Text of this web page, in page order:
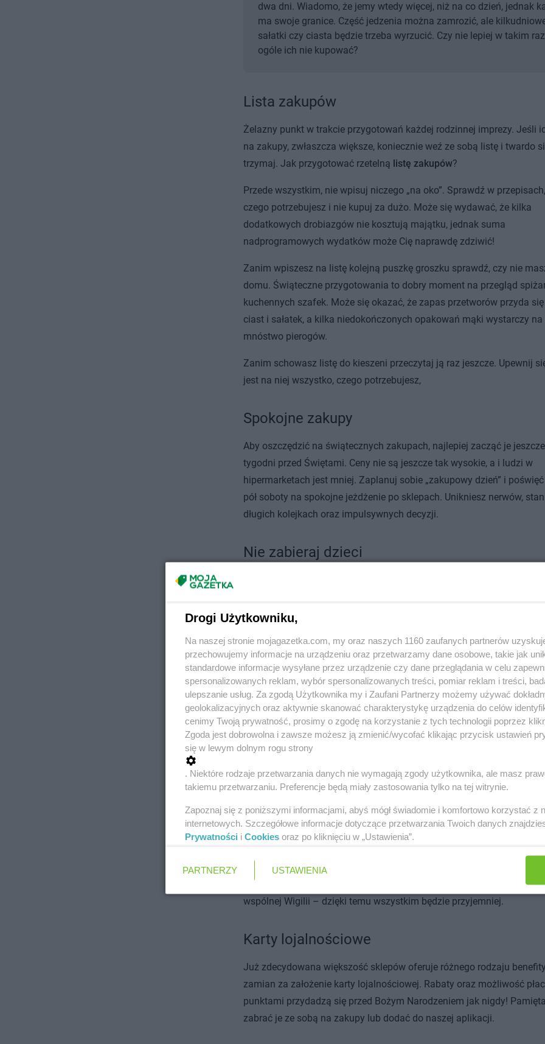
dwa dni. Wiadomo, że jemy wtedy więcej, niż na co dzień, jednak
ma swoje granice. Część jedzenia można zamrozić, ale
sałatki czy ciasta będzie trzeba wyrzucić. Czy nie lepiej w takim
ogóle ich nie kupować?
Lista zakupów
Żelazny punkt w trakcie przygotowań każdej rodzinnej imprezy. Jeśli
na zakupy, zwłaszcza większe, koniecznie weź ze sobą listę i twardo
trzymaj. Jak przygotować rzetelną listę zakupów?
Przede wszystkim, nie wpisuj niczego „na oko”. Sprawdź w
czego potrzebujesz i nie kupuj za dużo. Może się wydawać, że kilka
dodatkowych drobiazgów nie kosztują majątku, jednak suma
nadprogramowych wydatków może Cię naprawdę zdziwić!
Zanim wpiszesz na listę kolejną puszkę groszku sprawdź, czy nie
domu. Świąteczne przygotowania to dobry moment na przegląd
kuchennych szafek. Może się okazać, że zapas przetworów przyda
ciast i sałatek, a kilka niedokończonych opakowań mąki wystarczy na
mnóstwo pierogów.
Zanim schowasz listę do kieszeni przeczytaj ją raz jeszcze. Upewnij
jest na niej wszystko, czego potrzebujesz,
Spokojne zakupy
Aby oszczędzić na świątecznych zakupach, najlepiej zacząć je
tygodni przed Świętami. Ceny nie są jeszcze tak wysokie, a i ludzi w
hipermarketach jest mniej. Zaplanuj sobie „zakupowy dzień” i
pół soboty na spokojne jeżdżenie po sklepach. Unikniesz nerwów,
długich kolejkach oraz impulsywnych decyzji.
Nie zabieraj dzieci
rzeczowo wytłumacz maluchowi, że wielogodzinne błądzenie po
ze sobą na osobne, krótkie zakupy, na których wspólnie wybierzecie te
które dla dziecka mogą być naprawdę ciekawe – jak ozdoby
świąteczne słodycze. Przeczytajcie też artykuł o tym, jak wybrać
ozdoby.
Zrzutka
zaproponować wspólnej organizacji. Zadziwiająco wiele osób ma
mamy pieniędzy, bo wszystko powinien zrobić gospodarz, bo nie
to, bo tamto. Całkowicie błędnie! Normalnym i naturalnym jest, że jeśli
jego zawartość. Z drugiej strony, goście też często wstydzą się
zaproponować pomoc, aby nie urazić gospodarza. Ustalcie więc
wspólnej Wigilii – dzięki temu wszystkim będzie przyjemniej.
Karty lojalnościowe
Już zdecydowana większość sklepów oferuje różnego rodzaju
zamian za założenie karty lojalnościowej. Rabaty oraz możliwość
punktami przydadzą się przed Bożym Narodzeniem jak nigdy!
zabrać je ze sobą na zakupy lub dodać do naszej aplikacji.
Drogi Użytkowniku,
Na naszej stronie mojagazetka.com, my oraz naszych 1160 zaufanych partnerów
przechowujemy informacje na urządzeniu oraz przetwarzamy dane osobowe, takie jak
standardowe informacje wysyłane przez urządzenie czy dane przeglądania w celu
spersonalizowanych reklam, wybór spersonalizowanych treści, pomiar reklam i treści,
ulepszanie usług. Za zgodą Użytkownika my i Zaufani Partnerzy możemy używać
geolokalizacyjnych oraz aktywnie skanować charakterystykę urządzenia do celów
cenimy Twoją prywatność, prosimy o zgodę na korzystanie z tych technologii poprzez
Zgoda jest dobrowolna i zawsze możesz ją zmienić/wycofać klikając przycisk ustawień
się w lewym dolnym rogu strony
. Niektóre rodzaje przetwarzania danych nie wymagają zgody użytkownika, ale masz
takiemu przetwarzaniu. Preferencje będą miały zastosowania tylko na tej witrynie.
Zapoznaj się z poniższymi informacjami, abyś mógł świadomie i komfortowo korzystać z
internetowych. Szczegółowe informacje dotyczące przetwarzania Twoich danych
Prywatności i Cookies oraz po kliknięciu w „Ustawienia”.
PARTNERZY USTAWIENIA